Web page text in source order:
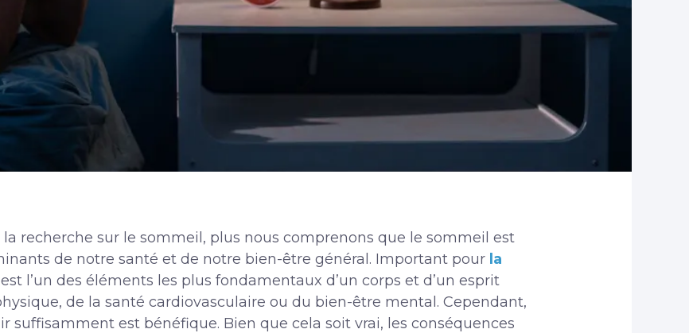
recherche sur le sommeil, plus nous comprenons que le sommeil est
de notre santé et de notre bien-être général. Important pour la
l’un des éléments les plus fondamentaux d’un corps et d’un esprit
de la santé cardiovasculaire ou du bien-être mental. Cependant,
suffisamment est bénéfique. Bien que cela soit vrai, les conséquences